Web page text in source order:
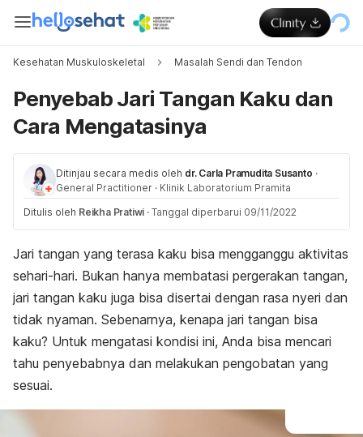
Kesehatan Muskuloskeletal Masalah Sendi dan Tendon
Penyebab Jari Tangan Kaku dan
Cara Mengatasinya
Ditinjau secara medis oleh dr. Carla Pramudita Susanto ·
General Practitioner · Klinik Laboratorium Pramita
Ditulis oleh Reikha Pratiwi · Tanggal diperbarui 09/11/2022
Jari tangan yang terasa kaku bisa mengganggu aktivitas
sehari-hari. Bukan hanya membatasi pergerakan tangan,
jari tangan kaku juga bisa disertai dengan rasa nyeri dan
tidak nyaman. Sebenarnya, kenapa jari tangan bisa
kaku? Untuk mengatasi kondisi ini, Anda bisa mencari
tahu penyebabnya dan melakukan pengobatan yang
sesuai.